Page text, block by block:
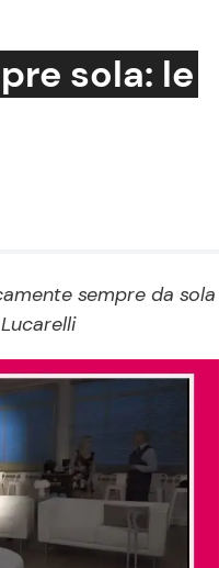
TV
e Veloci
sola: le
sempre da sola